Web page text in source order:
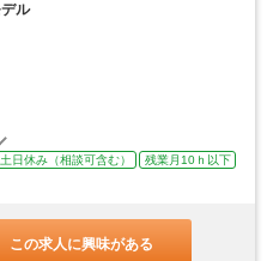
ル
土日休み（相談可含む）
残業月10ｈ以下
この求人に興味がある